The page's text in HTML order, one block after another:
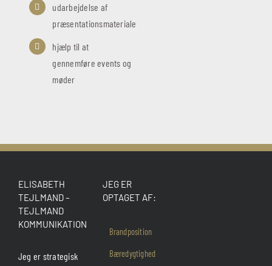
udarbejdelse af
præsentationsmateriale
hjælp til at
gennemføre events og
møder
ELISABETH
TEJLMAND –
TEJLMAND
KOMMUNIKATION
Jeg er strategisk
JEG ER
OPTAGET AF:
Brandposition
Bæredygtighed